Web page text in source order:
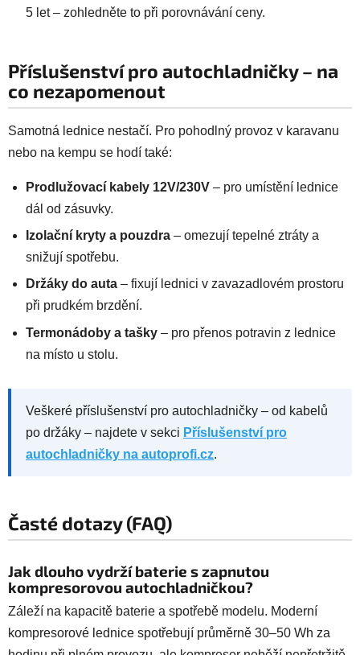
5 let – zohledněte to při porovnávání ceny.
Příslušenství pro autochladničky – na
co nezapomenout
Samotná lednice nestačí. Pro pohodlný provoz v karavanu
nebo na kempu se hodí také:
Prodlužovací kabely 12V/230V – pro umístění lednice
dál od zásuvky.
Izolační kryty a pouzdra – omezují tepelné ztráty a
snižují spotřebu.
Držáky do auta – fixují lednici v zavazadlovém prostoru
při prudkém brzdění.
Termonádoby a tašky – pro přenos potravin z lednice
na místo u stolu.
Veškeré příslušenství pro autochladničky – od kabelů
po držáky – najdete v sekci Příslušenství pro
autochladničky na autoprofi.cz.
Časté dotazy (FAQ)
Jak dlouho vydrží baterie s zapnutou
kompresorovou autochladničkou?
Záleží na kapacitě baterie a spotřebě modelu. Moderní
kompresorové lednice spotřebují průměrně 30–50 Wh za